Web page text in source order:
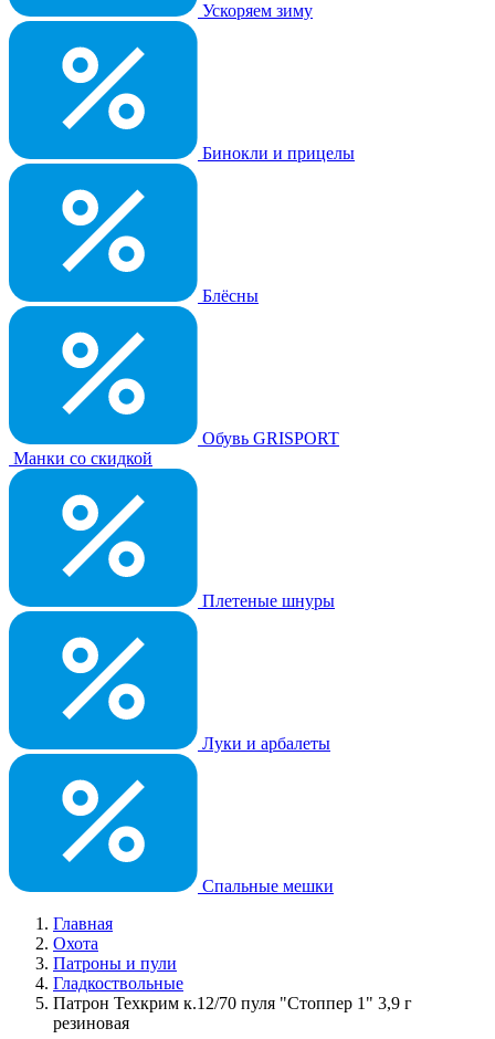
Ускоряем зиму
Бинокли и прицелы
Блёсны
Обувь GRISPORT
Манки со скидкой
Плетеные шнуры
Луки и арбалеты
Спальные мешки
Главная
Охота
Патроны и пули
Гладкоствольные
Патрон Техкрим к.12/70 пуля "Стоппер 1" 3,9 г
резиновая